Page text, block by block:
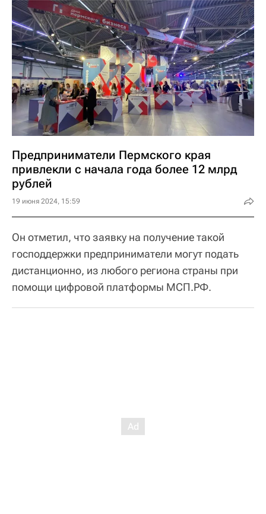
Предприниматели Пермского края
привлекли с начала года более 12 млрд
рублей
19 июня 2024, 15:59
Он отметил, что заявку на получение такой
господдержки предприниматели могут подать
дистанционно, из любого региона страны при
помощи цифровой платформы МСП.РФ.